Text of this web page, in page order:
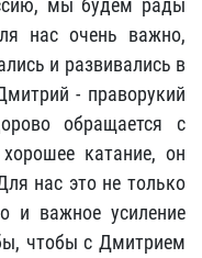
нас очень важно,
и развивались в
- праворукий
обращается с
катание, он
нас это не только
и важное усиление
чтобы с Дмитрием